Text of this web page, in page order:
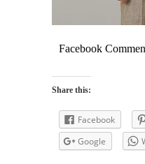
Facebook
Share this:
Facebook
Google